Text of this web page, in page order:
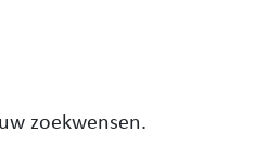
zoekwensen.